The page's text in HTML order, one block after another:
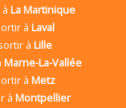
àLa Martinique
àLaval
àLille
Marne-La-Vallée
à Metz
àMontpellier